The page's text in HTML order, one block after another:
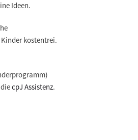
Ideen.
kostentrei.
cpJ Assistenz.